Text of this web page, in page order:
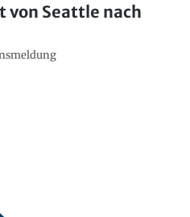
von Seattle nach